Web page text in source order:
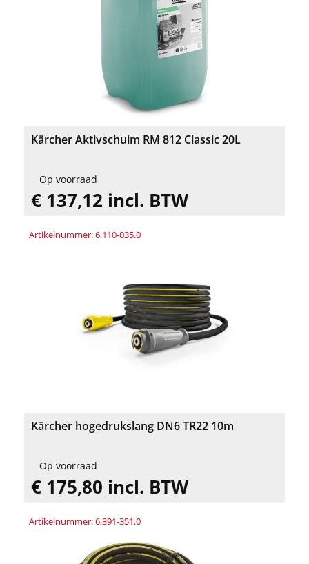
Kärcher Aktivschuim RM 812 Classic 20L
Op voorraad
€ 137,12 incl. BTW
Artikelnummer: 6.110-035.0
Kärcher hogedrukslang DN6 TR22 10m
Op voorraad
€ 175,80 incl. BTW
Artikelnummer: 6.391-351.0